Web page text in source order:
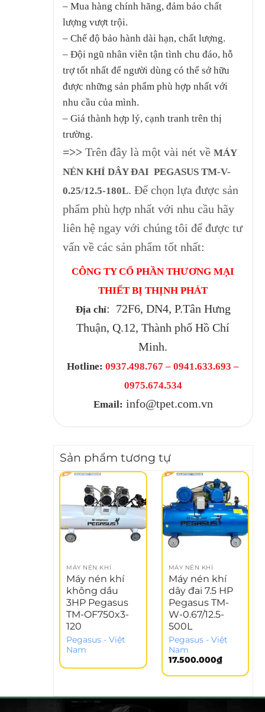
– Mua hàng chính hãng, đảm bảo chất
lượng vượt trội.
– Chế độ bảo hành dài hạn, chất lượng.
– Đội ngũ nhân viên tận tình chu đáo, hỗ
trợ tốt nhất để người dùng có thể sở hữu
được những sản phẩm phù hợp nhất với
nhu cầu của mình.
– Giá thành hợp lý, cạnh tranh trên thị
trường.
=>>Trên đây là một vài nét về MÁY
NÉN KHÍ DÂY ĐAI PEGASUS TM-V-
0.25/12.5-180L. Để chọn lựa được sản
phẩm phù hợp nhất với nhu cầu hãy
liên hệ ngay với chúng tôi để được tư
vấn về các sản phẩm tốt nhất:
CÔNG TY CỔ PHẦN THƯƠNG MẠI
THIẾT BỊ THỊNH PHÁT
Địa chỉ: 72F6, DN4, P.Tân Hưng
Thuận, Q.12, Thành phố Hồ Chí
Minh.
Hotline: 0937.498.767 – 0941.633.693 –
0975.674.534
Email: info@tpet.com.vn
Sản phẩm tương tự
MÁY NÉN KHÍ
Máy nén khí
không dầu
3HP Pegasus
TM-OF750x3-
120
Pegasus - Việt
Nam
MÁY NÉN KHÍ
Máy nén khí
dây đai 7.5 HP
Pegasus TM-
W-0.67/12.5-
500L
Pegasus - Việt
Nam
17.500.000₫